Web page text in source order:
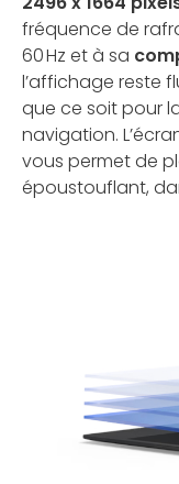
fréquence de
60 Hz et à sa
l’affichage reste
que ce soit pour
navigation.
vous permet de
époustouflant,